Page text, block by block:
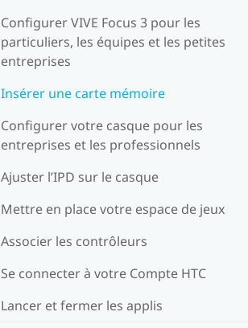
Configurer VIVE Focus 3 pour les
particuliers, les équipes et les petites
entreprises
Insérer une carte mémoire
Configurer votre casque pour les
entreprises et les professionnels
Ajuster l’IPD sur le casque
Mettre en place votre espace de jeux
Associer les contrôleurs
Se connecter à votre Compte HTC
Lancer et fermer les applis